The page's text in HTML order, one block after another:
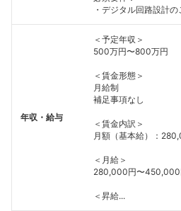
・デジタル回路設計の
年収・給与
＜予定年収＞
500万円〜800万円
＜賃金形態＞
月給制
補足事項なし
＜賃金内訳＞
月額（基本給）：
＜月給＞
280,000円〜450,000
＜昇給...